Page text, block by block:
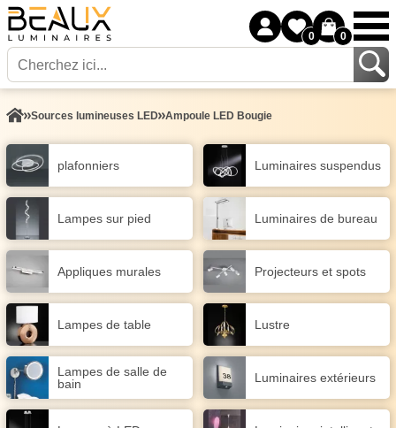
0 0
Sources lumineuses LED Ampoule LED Bougie
plafonniers Luminaires suspendus
Lampes sur pied Luminaires de bureau
Appliques murales Projecteurs et spots
Lampes de table Lustre
Lampes de salle de
bain
Luminaires extérieurs